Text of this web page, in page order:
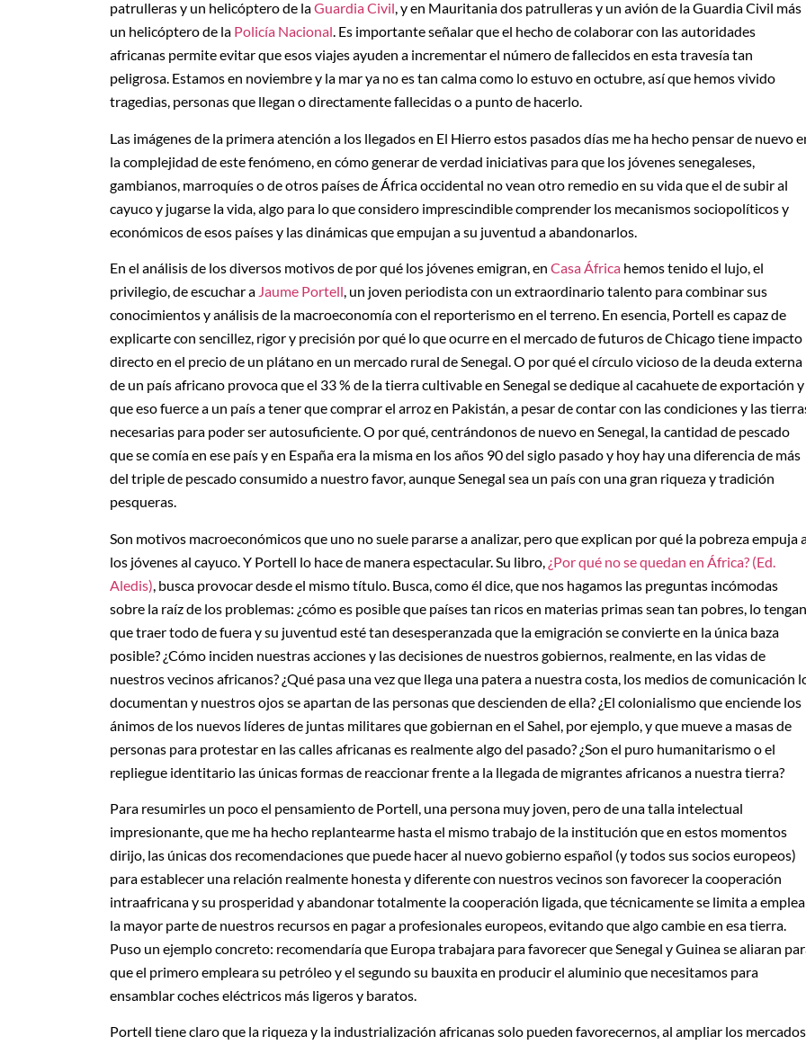
patrulleras y un helicóptero de laGuardia Civil, y en Mauritania dos patrulleras y un avión de la Guardia Civil más
un helicóptero de la Policía Nacional. Es importante señalar que el hecho de colaborar con las autoridades
africanas permite evitar que esos viajes ayuden a incrementar el número de fallecidos en esta travesía tan
peligrosa. Estamos en noviembre y la mar ya no es tan calma como lo estuvo en octubre, así que hemos vivido
tragedias, personas que llegan o directamente fallecidas o a punto de hacerlo.
Las imágenes de la primera atención a los llegados en El Hierro estos pasados días me ha hecho pensar de nuevo
la complejidad de este fenómeno, en cómo generar de verdad iniciativas para que los jóvenes senegaleses,
gambianos, marroquíes o de otros países de África occidental no vean otro remedio en su vida que el de subir al
cayuco y jugarse la vida, algo para lo que considero imprescindible comprender los mecanismos sociopolíticos y
económicos de esos países y las dinámicas que empujan a su juventud a abandonarlos.
En el análisis de los diversos motivos de por qué los jóvenes emigran, en Casa África hemos tenido el lujo, el
privilegio, de escuchar a Jaume Portell, un joven periodista con un extraordinario talento para combinar sus
conocimientos y análisis de la macroeconomía con el reporterismo en el terreno. En esencia, Portell es capaz de
explicarte con sencillez, rigor y precisión por qué lo que ocurre en el mercado de futuros de Chicago tiene impacto
directo en el precio de un plátano en un mercado rural de Senegal. O por qué el círculo vicioso de la deuda externa
de un país africano provoca que el 33 % de la tierra cultivable en Senegal se dedique al cacahuete de exportación y
que eso fuerce a un país a tener que comprar el arroz en Pakistán, a pesar de contar con las condiciones y las
necesarias para poder ser autosuficiente. O por qué, centrándonos de nuevo en Senegal, la cantidad de pescado
que se comía en ese país y en España era la misma en los años 90 del siglo pasado y hoy hay una diferencia de más
del triple de pescado consumido a nuestro favor, aunque Senegal sea un país con una gran riqueza y tradición
pesqueras.
Son motivos macroeconómicos que uno no suele pararse a analizar, pero que explican por qué la pobreza empuja
los jóvenes al cayuco. Y Portell lo hace de manera espectacular. Su libro, ¿Por qué no se quedan en África? (Ed.
Aledis) , busca provocar desde el mismo título. Busca, como él dice, que nos hagamos las preguntas incómodas
sobre la raíz de los problemas: ¿cómo es posible que países tan ricos en materias primas sean tan pobres, lo tengan
que traer todo de fuera y su juventud esté tan desesperanzada que la emigración se convierte en la única baza
posible? ¿Cómo inciden nuestras acciones y las decisiones de nuestros gobiernos, realmente, en las vidas de
nuestros vecinos africanos? ¿Qué pasa una vez que llega una patera a nuestra costa, los medios de comunicación
documentan y nuestros ojos se apartan de las personas que descienden de ella? ¿El colonialismo que enciende los
ánimos de los nuevos líderes de juntas militares que gobiernan en el Sahel, por ejemplo, y que mueve a masas de
personas para protestar en las calles africanas es realmente algo del pasado? ¿Son el puro humanitarismo o el
repliegue identitario las únicas formas de reaccionar frente a la llegada de migrantes africanos a nuestra tierra?
Para resumirles un poco el pensamiento de Portell, una persona muy joven, pero de una talla intelectual
impresionante, que me ha hecho replantearme hasta el mismo trabajo de la institución que en estos momentos
dirijo, las únicas dos recomendaciones que puede hacer al nuevo gobierno español (y todos sus socios europeos)
para establecer una relación realmente honesta y diferente con nuestros vecinos son favorecer la cooperación
intraafricana y su prosperidad y abandonar totalmente la cooperación ligada, que técnicamente se limita a
la mayor parte de nuestros recursos en pagar a profesionales europeos, evitando que algo cambie en esa tierra.
Puso un ejemplo concreto: recomendaría que Europa trabajara para favorecer que Senegal y Guinea se aliaran
que el primero empleara su petróleo y el segundo su bauxita en producir el aluminio que necesitamos para
ensamblar coches eléctricos más ligeros y baratos.
Portell tiene claro que la riqueza y la industrialización africanas solo pueden favorecernos, al ampliar los mercados